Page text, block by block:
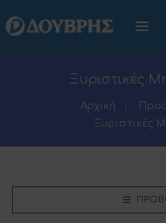
Ξυριστικές
Αρχική
Ξυριστικές